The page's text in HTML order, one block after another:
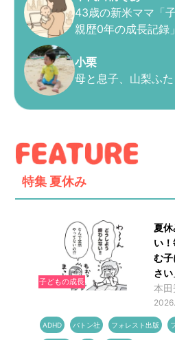
43歳の新米ママ「
親歴0年の成長記録」
小栗
母と息子、山梨ふ
特集 夏休み
子どもの成長
夏
い
む
さ
本田
ADHD バトン社 フォレスト出版